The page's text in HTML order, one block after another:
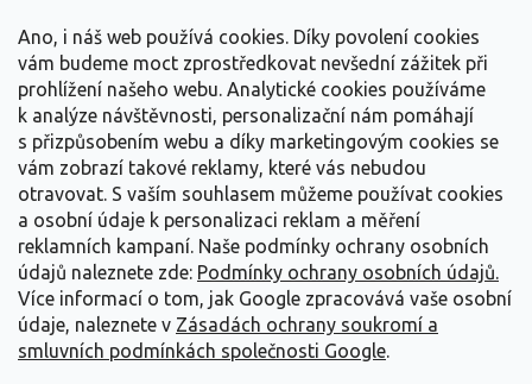
Ano, i náš web používá cookies. Díky povolení cookies
vám budeme moct zprostředkovat nevšední zážitek při
prohlížení našeho webu. Analytické cookies používáme
k analýze návštěvnosti, personalizační nám pomáhají
s přizpůsobením webu a díky marketingovým cookies se
vám zobrazí takové reklamy, které vás nebudou
otravovat. S vaším souhlasem můžeme používat cookies
a osobní údaje k personalizaci reklam a měření
reklamních kampaní. Naše podmínky ochrany osobních
údajů naleznete zde: Podmínky ochrany osobních údajů.
Více informací o tom, jak Google zpracovává vaše osobní
údaje, naleznete v Zásadách ochrany soukromí a
smluvních podmínkách společnosti Google.
Vše o nákupu
Informace pro Vás
Kontakujte nás